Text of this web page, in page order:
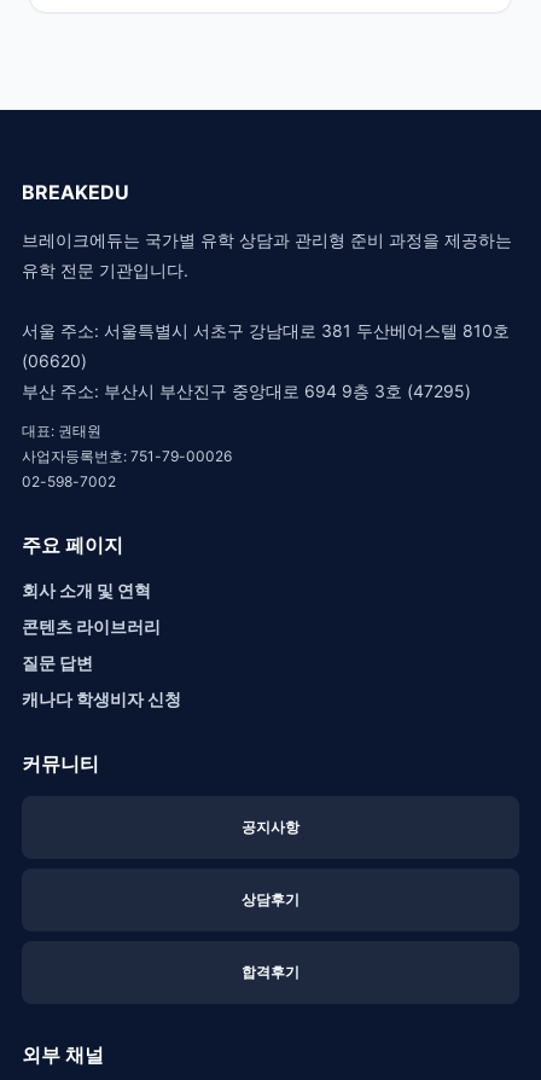
BREAKEDU
브레이크에듀는 국가별 유학 상담과 관리형 준비 과정을 제공하는
유학 전문 기관입니다.
서울 주소: 서울특별시 서초구 강남대로 381 두산베어스텔 810호
(06620)
부산 주소: 부산시 부산진구 중앙대로 694 9층 3호 (47295)
대표: 권태원
사업자등록번호: 751-79-00026
02-598-7002
주요 페이지
회사 소개 및 연혁
콘텐츠 라이브러리
질문 답변
캐나다 학생비자 신청
커뮤니티
공지사항
상담후기
합격후기
외부 채널